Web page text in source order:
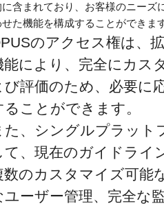
に含まれており、お客様のニーズ
せた機能を構成することができま
のアクセス権は、
能により、完全にカス
び評価のため、必要に
ることができます。
た、シングルプラット
て、現在のガイドライ
数のカスタマイズ可能
ユーザー管理、完全な